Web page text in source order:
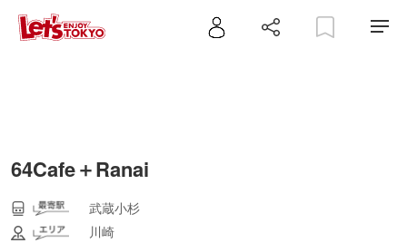
64Cafe＋Ranai
武蔵小杉
川崎